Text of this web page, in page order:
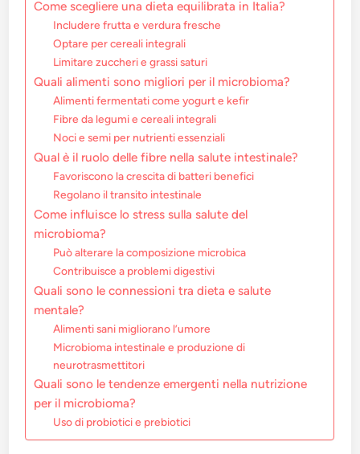
Come scegliere una dieta equilibrata in Italia?
Includere frutta e verdura fresche
Optare per cereali integrali
Limitare zuccheri e grassi saturi
Quali alimenti sono migliori per il microbioma?
Alimenti fermentati come yogurt e kefir
Fibre da legumi e cereali integrali
Noci e semi per nutrienti essenziali
Qual è il ruolo delle fibre nella salute intestinale?
Favoriscono la crescita di batteri benefici
Regolano il transito intestinale
Come influisce lo stress sulla salute del
microbioma?
Può alterare la composizione microbica
Contribuisce a problemi digestivi
Quali sono le connessioni tra dieta e salute
mentale?
Alimenti sani migliorano l’umore
Microbioma intestinale e produzione di
neurotrasmettitori
Quali sono le tendenze emergenti nella nutrizione
per il microbioma?
Uso di probiotici e prebiotici